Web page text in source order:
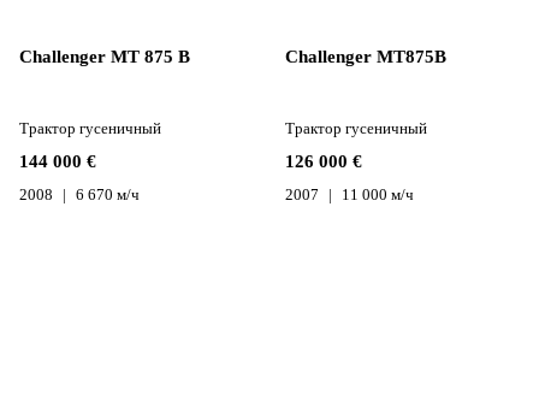
Challenger MT 875 B
144 000 €
Трактор гусеничный
2008 6 670 м/ч
Challenger MT875B
126 000 €
Трактор гусеничный
2007 11 000 м/ч